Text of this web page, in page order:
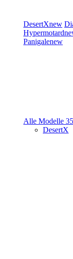
DesertXnew
Hypermotard
Panigalenew
Alle Modelle
DesertX